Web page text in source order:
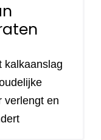
kalkaanslag
verlengt en